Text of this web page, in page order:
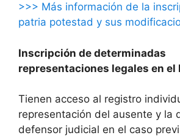
>>> Más información de la
patria potestad y sus
Inscripción de determinadas
representaciones legales en el
Tienen acceso al registro
representación del ausente y la
defensor judicial en el caso